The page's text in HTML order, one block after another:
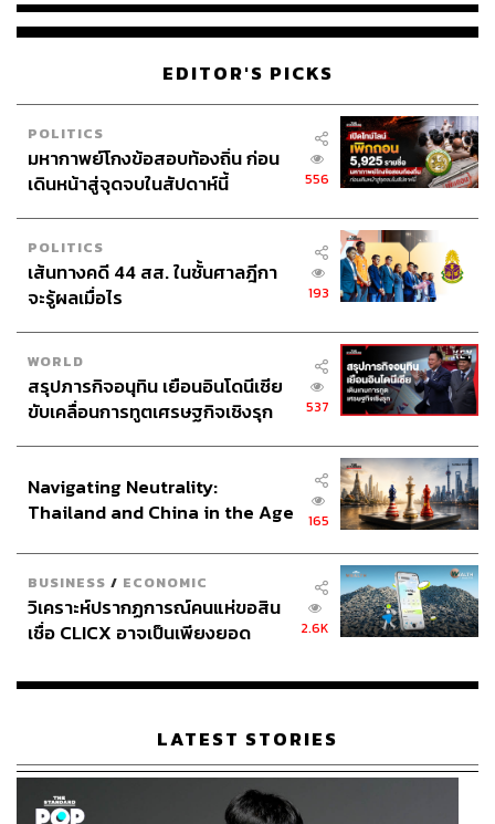
EDITOR'S PICKS
POLITICS
มหากาพย์โกงข้อสอบท้องถิ่น ก่อน
เดินหน้าสู่จุดจบในสัปดาห์นี้
556
POLITICS
เส้นทางคดี 44 สส. ในชั้นศาลฎีกา
จะรู้ผลเมื่อไร
193
WORLD
สรุปภารกิจอนุทิน เยือนอินโดนีเซีย
ขับเคลื่อนการทูตเศรษฐกิจเชิงรุก
537
Navigating Neutrality:
Thailand and China in the Age
165
BUSINESS / ECONOMIC
วิเคราะห์ปรากฏการณ์คนแห่ขอสิน
เชื่อ CLICX อาจเป็นเพียงยอด
เรือนไทยที่ถูกซุกไว้
2.6K
LATEST STORIES